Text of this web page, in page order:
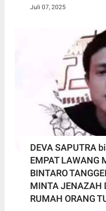
Juli 07, 2025
DEVA SAPUTRA
EMPAT LAWANG
BINTARO
MINTA JENAZAH
RUMAH ORANG